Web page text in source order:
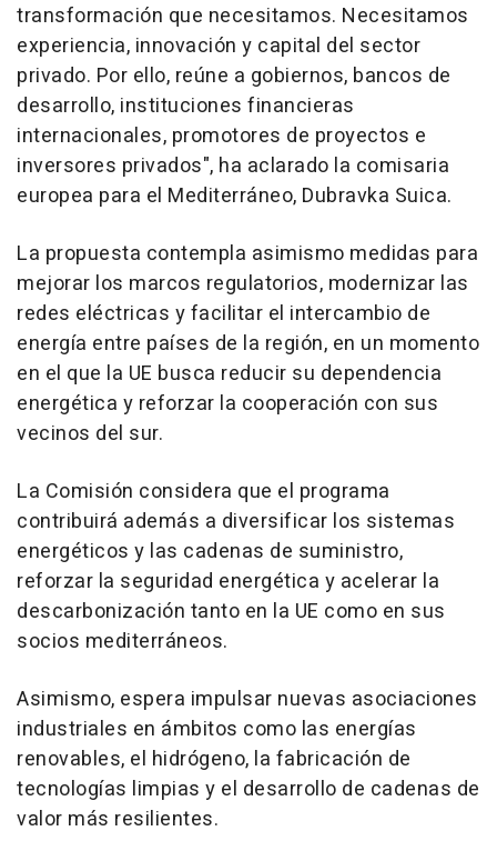
transformación que necesitamos. Necesitamos
experiencia, innovación y capital del sector
privado. Por ello, reúne a gobiernos, bancos de
desarrollo, instituciones financieras
internacionales, promotores de proyectos e
inversores privados", ha aclarado la comisaria
europea para el Mediterráneo, Dubravka Suica.
La propuesta contempla asimismo medidas para
mejorar los marcos regulatorios, modernizar las
redes eléctricas y facilitar el intercambio de
energía entre países de la región, en un momento
en el que la UE busca reducir su dependencia
energética y reforzar la cooperación con sus
vecinos del sur.
La Comisión considera que el programa
contribuirá además a diversificar los sistemas
energéticos y las cadenas de suministro,
reforzar la seguridad energética y acelerar la
descarbonización tanto en la UE como en sus
socios mediterráneos.
Asimismo, espera impulsar nuevas asociaciones
industriales en ámbitos como las energías
renovables, el hidrógeno, la fabricación de
tecnologías limpias y el desarrollo de cadenas de
valor más resilientes.